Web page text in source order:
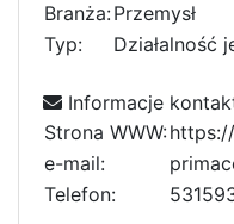
Branża:Przemysł
Typ:
Działalność
Informacje
Strona WWW:
e-mail:
Telefon:
7
5d
3159